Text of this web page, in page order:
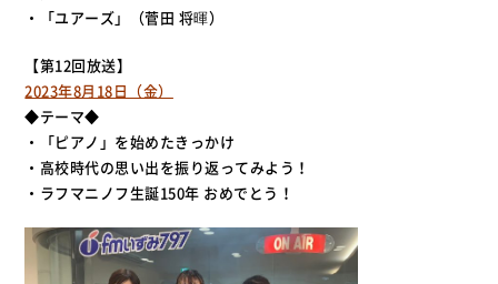
・「ユアーズ」（菅田 将暉）
【第12回放送】
2023年8月18日（金）
◆テーマ◆
・「ピアノ」を始めたきっかけ
・高校時代の思い出を振り返ってみよう！
・ラフマニノフ生誕150年 おめでとう！